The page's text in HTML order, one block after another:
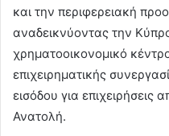
και την περιφερειακή
αναδεικνύοντας την
χρηματοοικονομικό
επιχειρηματικής
εισόδου για επιχειρήσεις
Ανατολή.